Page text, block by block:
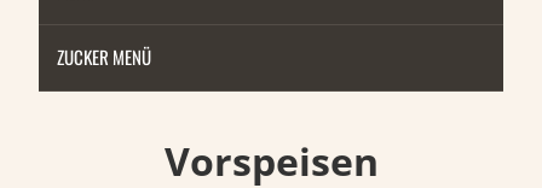
ZUCKER MENÜ
Vorspeisen